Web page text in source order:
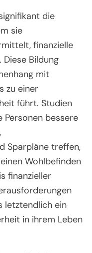
die
sie
finanzielle
Bildung
mit
zu einer
führt. Studien
Personen bessere
Sparpläne treffen,
Wohlbefinden
finanzieller
letztendlich ein
in ihrem Leben